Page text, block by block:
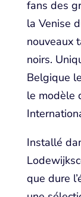
fans des
la Venise
nouveaux
noirs.
Belgique
le modèle
Installé
que dure